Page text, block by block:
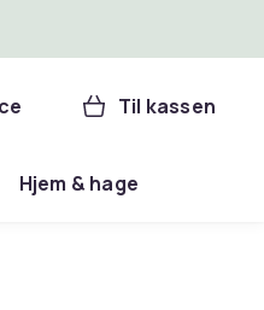
Til kassen
Hjem & hage